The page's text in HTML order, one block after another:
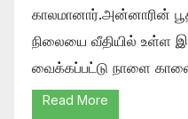
காலமானார்.அன்னாரின்
நிலையை வீதியில் உள்ள
வைக்கப்பட்டு நாளை
Read More